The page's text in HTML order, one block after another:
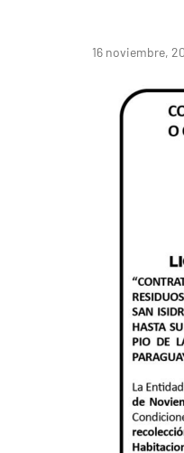
16 noviembre,